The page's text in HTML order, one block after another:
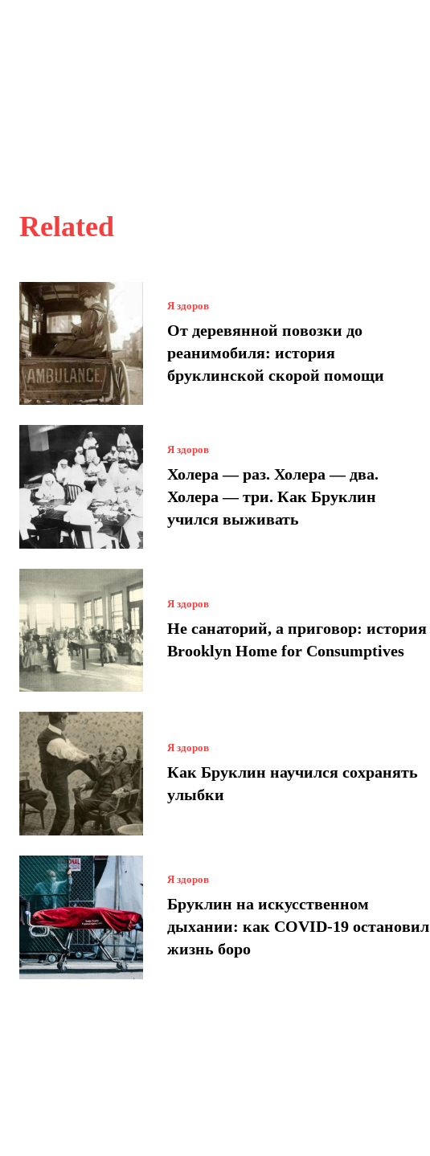
Related
Я здоров
От деревянной повозки до
реанимобиля: история
бруклинской скорой помощи
Я здоров
Холера — раз. Холера — два.
Холера — три. Как Бруклин
учился выживать
Я здоров
Не санаторий, а приговор: история
Brooklyn Home for Consumptives
Я здоров
Как Бруклин научился сохранять
улыбки
Я здоров
Бруклин на искусственном
дыхании: как COVID-19 остановил
жизнь боро